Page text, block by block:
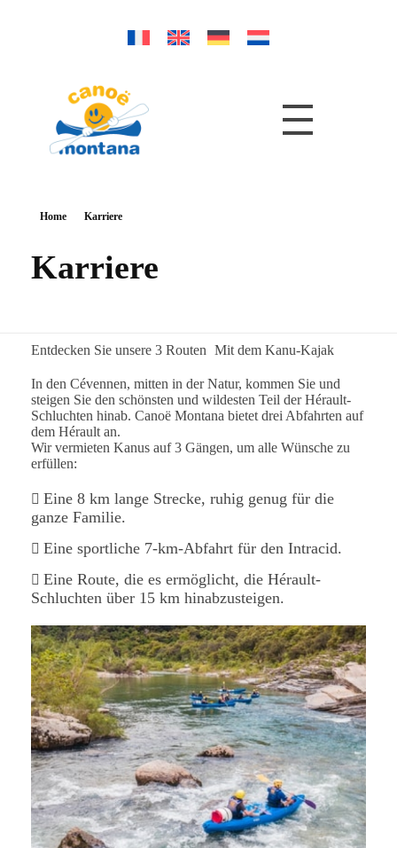
Home Karriere
Karriere
Entdecken Sie unsere 3 Routen Mit dem Kanu-Kajak
In den Cévennen, mitten in der Natur, kommen Sie und
steigen Sie den schönsten und wildesten Teil der Hérault-
Schluchten hinab. Canoë Montana bietet drei Abfahrten auf
dem Hérault an.
Wir vermieten Kanus auf 3 Gängen, um alle Wünsche zu
erfüllen:
Eine 8 km lange Strecke, ruhig genug für die
ganze Familie.
Eine sportliche 7-km-Abfahrt für den Intracid.
Eine Route, die es ermöglicht, die Hérault-
Schluchten über 15 km hinabzusteigen.